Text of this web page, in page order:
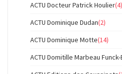
ACTU Docteur Patrick Houlier(4)
ACTU Dominique Dudan(2)
ACTU Dominique Motte(14)
ACTU Domitille Marbeau